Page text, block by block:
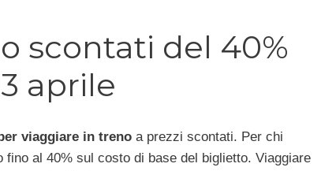
scontati del 40%
aprile
viaggiare in treno a prezzi scontati. Per chi
al 40% sul costo di base del biglietto. Viaggiare